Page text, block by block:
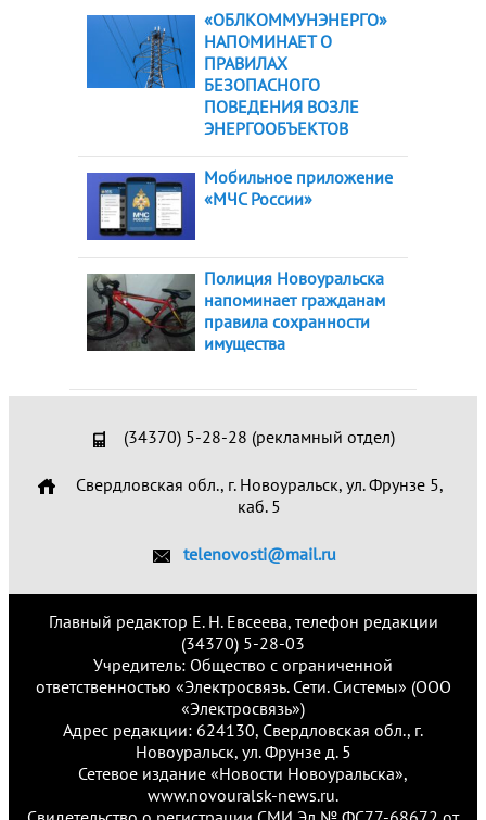
«ОБЛКОММУНЭНЕРГО»
НАПОМИНАЕТ О
ПРАВИЛАХ
БЕЗОПАСНОГО
ПОВЕДЕНИЯ ВОЗЛЕ
ЭНЕРГООБЪЕКТОВ
Мобильное приложение
«МЧС России»
Полиция Новоуральска
напоминает гражданам
правила сохранности
имущества
(34370) 5-28-28 (рекламный отдел)
Свердловская обл., г. Новоуральск, ул. Фрунзе 5,
каб. 5
telenovosti@mail.ru
Главный редактор Е. Н. Евсеева, телефон редакции
(34370) 5-28-03
Учредитель: Общество с ограниченной
ответственностью «Электросвязь. Сети. Системы» (ООО
«Электросвязь»)
Адрес редакции: 624130, Свердловская обл., г.
Новоуральск, ул. Фрунзе д. 5
Сетевое издание «Новости Новоуральска»,
www.novouralsk-news.ru.